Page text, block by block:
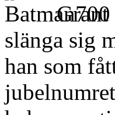
slänga sig
han som